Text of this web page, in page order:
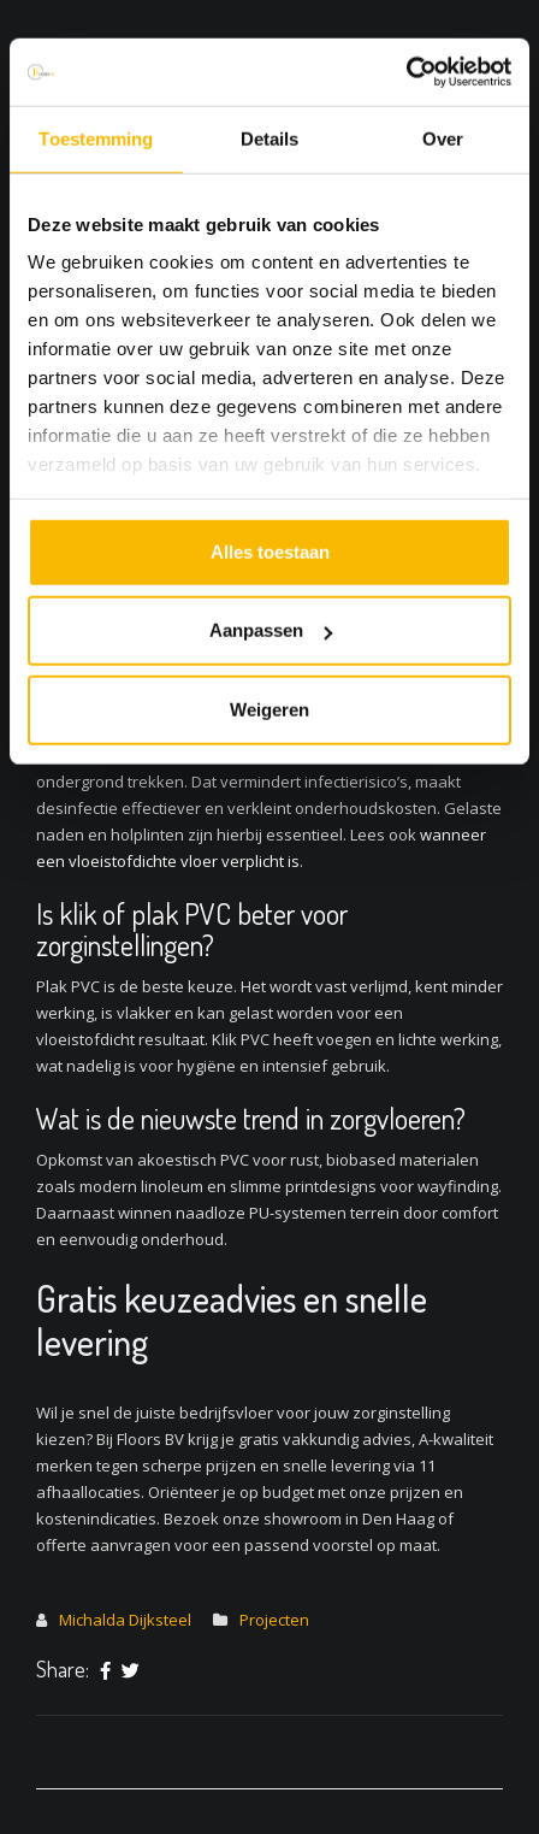
Toestemming Details Over
Deze website maakt gebruik van cookies
We gebruiken cookies om content en advertenties te
personaliseren, om functies voor social media te bieden
en om ons websiteverkeer te analyseren. Ook delen we
informatie over uw gebruik van onze site met onze
partners voor social media, adverteren en analyse. Deze
partners kunnen deze gegevens combineren met andere
informatie die u aan ze heeft verstrekt of die ze hebben
verzameld op basis van uw gebruik van hun services.
Alles toestaan
Aanpassen
Weigeren
Welke vloer kies je per ruimte?
onderstaande richtlijn als startpunt en stem altijd af op jouw
protocollen en schoonmaakregime.
vloer
Operatiekamer
en laboratorium
Vloeistofdicht, chemisch
resistent, ESD-optie
Epoxy gietvloer of
ESD-PU
Behandelkamer
en prikruimte
Hygiëne, eenvoudig
reinigen, comfort
PVC projectvloer
of PU gietvloer
Gangen en
logistieke routes
Slijtvast, rolweerstand,
routing
PVC banen met
lasnaden
Wachtkamer en
Akoestiek, comfort,
PVC akoestisch of
Revalidatie en
Grip bij vocht, demping,
robuust
Rubber
Veelgestelde vragen
Waarom is een vloeistofdichte vloer
cruciaal in de zorg?
ondergrond trekken. Dat vermindert infectierisico’s, maakt
desinfectie effectiever en verkleint onderhoudskosten. Gelaste
naden en holplinten zijn hierbij essentieel. Lees ookwanneer
een vloeistofdichte vloer verplicht is.
Is klik of plak PVC beter voor
zorginstellingen?
Plak PVC is de beste keuze. Het wordt vast verlijmd, kent minder
werking, is vlakker en kan gelast worden voor een
vloeistofdicht resultaat. Klik PVC heeft voegen en lichte werking,
wat nadelig is voor hygiëne en intensief gebruik.
Wat is de nieuwste trend in zorgvloeren?
Opkomst van akoestisch PVC voor rust, biobased materialen
zoals modern linoleum en slimme printdesigns voor wayfinding.
Daarnaast winnen naadloze PU-systemen terrein door comfort
en eenvoudig onderhoud.
Gratis keuzeadvies en snelle
levering
Wil je snel de juiste bedrijfsvloer voor jouw zorginstelling
kiezen? Bij Floors BV krijg je gratis vakkundig advies, A-kwaliteit
merken tegen scherpe prijzen en snelle levering via 11
afhaallocaties. Oriënteer je op budget met onze prijzen en
kostenindicaties. Bezoek onze showroom in Den Haag of
offerte aanvragen voor een passend voorstel op maat.
Michalda Dijksteel Projecten
Share: